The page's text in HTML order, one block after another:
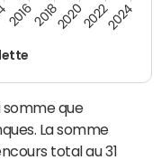
20162018202020222024
somme que
La somme
total au 31